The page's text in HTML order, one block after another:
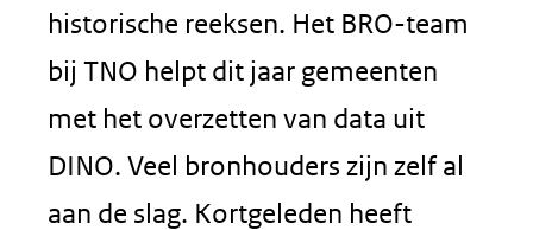
historische reeksen. Het BRO-team
bij TNO helpt dit jaar gemeenten
met het overzetten van data uit
DINO. Veel bronhouders zijn zelf al
aan de slag. Kortgeleden heeft